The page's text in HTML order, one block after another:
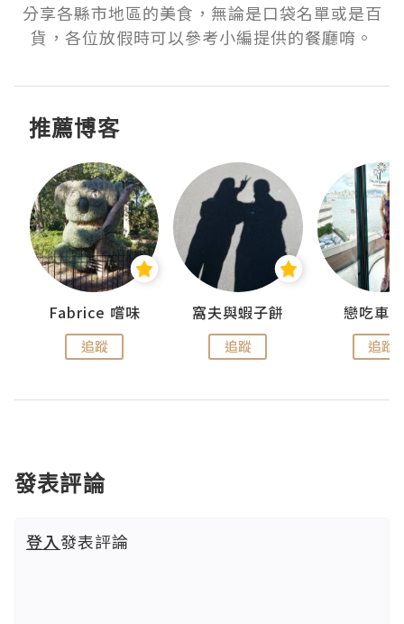
分享各縣市地區的美食，無論是口袋名單或是百
貨，各位放假時可以參考小編提供的餐廳唷。
推薦博客
Fabrice 嚐味
追蹤
窩夫與蝦子餅
追蹤
戀吃車
追蹤
發表評論
登入發表評論